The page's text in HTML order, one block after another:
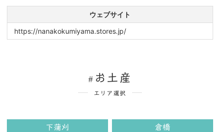
ウェブサイト
https://nanakokumiyama.stores.jp/
お土産
エリア選択
下蒲刈 倉橋